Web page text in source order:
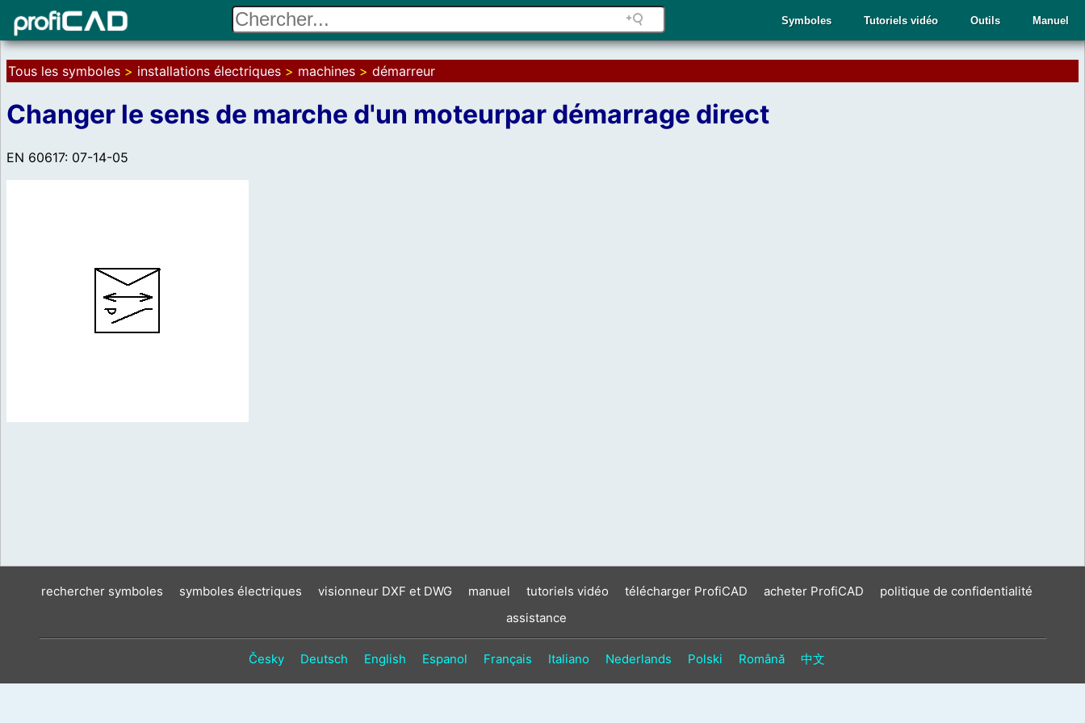
Manuel
Outils
Tutoriels vidéo
Symboles
Tous les symboles > installations électriques > machines > démarreur
Changer le sens de marche d'un moteurpar démarrage direct
EN 60617: 07-14-05
rechercher symboles symboles électriques visionneur DXF et DWG manuel tutoriels vidéo télécharger ProfiCAD acheter ProfiCAD
politique de confidentialité
assistance
Česky Deutsch English Espanol Français Italiano Nederlands Polski Română 中文